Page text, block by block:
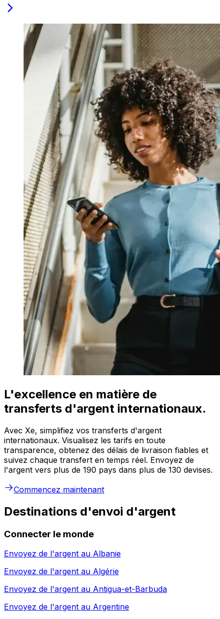
L'excellence en matière de
transferts d'argent internationaux.
Avec Xe, simplifiez vos transferts d'argent
internationaux. Visualisez les tarifs en toute
transparence, obtenez des délais de livraison fiables et
suivez chaque transfert en temps réel. Envoyez de
l'argent vers plus de 190 pays dans plus de 130 devises.
Commencez maintenant
Destinations d'envoi d'argent
Connecter le monde
Envoyez de l'argent au Albanie
Envoyez de l'argent au Algérie
Envoyez de l'argent au Antigua-et-Barbuda
Envoyez de l'argent au Argentine